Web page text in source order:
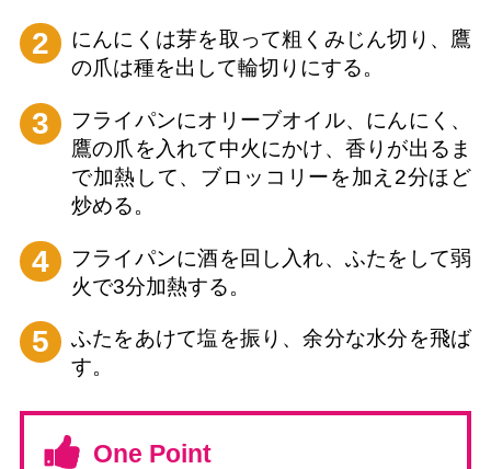
2
にんにくは芽を取って粗くみじん切り、鷹
の爪は種を出して輪切りにする。
3
フライパンにオリーブオイル、にんにく、
鷹の爪を入れて中火にかけ、香りが出るま
で加熱して、ブロッコリーを加え2分ほど
炒める。
4
フライパンに酒を回し入れ、ふたをして弱
火で3分加熱する。
5
ふたをあけて塩を振り、余分な水分を飛ば
す。
One Point